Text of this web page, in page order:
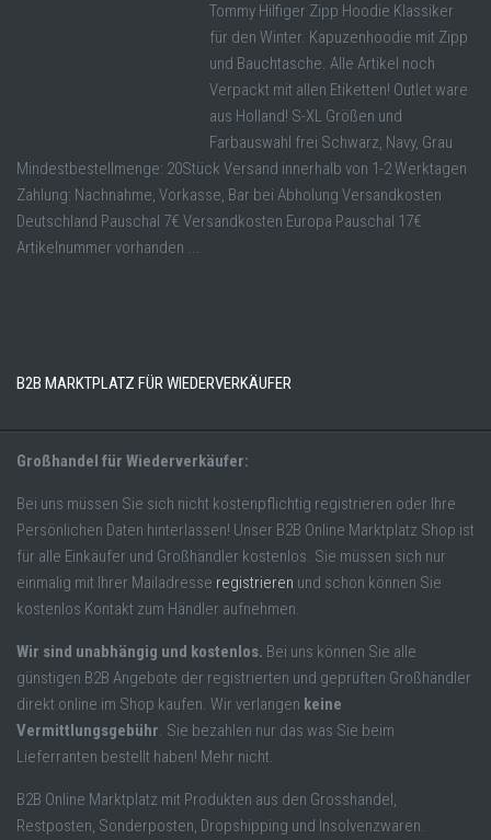
Tommy Hilfiger Zipp Hoodie Klassiker
für den Winter. Kapuzenhoodie mit Zipp
und Bauchtasche. Alle Artikel noch
Verpackt mit allen Etiketten! Outlet ware
aus Holland! S-XL Größen und
Farbauswahl frei Schwarz, Navy, Grau
Mindestbestellmenge: 20Stück Versand innerhalb von 1-2 Werktagen
Zahlung: Nachnahme, Vorkasse, Bar bei Abholung Versandkosten
Deutschland Pauschal 7€ Versandkosten Europa Pauschal 17€
Artikelnummer vorhanden ...
B2B MARKTPLATZ FÜR WIEDERVERKÄUFER
Großhandel für Wiederverkäufer:
Bei uns müssen Sie sich nicht kostenpflichtig registrieren oder Ihre
Persönlichen Daten hinterlassen! Unser B2B Online Marktplatz Shop ist
für alle Einkäufer und Großhändler kostenlos. Sie müssen sich nur
einmalig mit Ihrer Mailadresse registrieren und schon können Sie
kostenlos Kontakt zum Händler aufnehmen.
Wir sind unabhängig und kostenlos. Bei uns können Sie alle
günstigen B2B Angebote der registrierten und geprüften Großhändler
direkt online im Shop kaufen. Wir verlangen keine
Vermittlungsgebühr. Sie bezahlen nur das was Sie beim
Lieferranten bestellt haben! Mehr nicht.
B2B Online Marktplatz mit Produkten aus den Grosshandel,
Restposten, Sonderposten, Dropshipping und Insolvenzwaren.